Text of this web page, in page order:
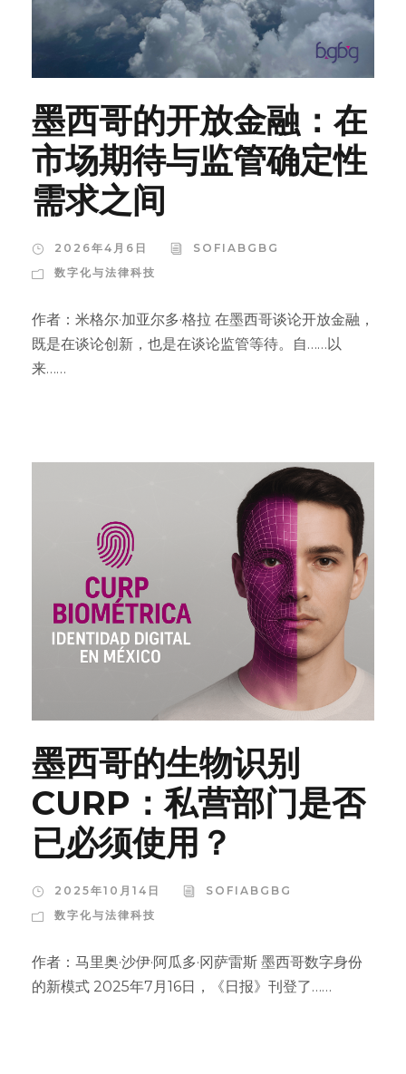
墨西哥的开放金融：在
市场期待与监管确定性
需求之间
2026年4月6日
SOFIABGBG
数字化与法律科技
作者：米格尔·加亚尔多·格拉 在墨西哥谈论开放金融，
既是在谈论创新，也是在谈论监管等待。自……以
来……
墨西哥的生物识别
CURP：私营部门是否
已必须使用？
2025年10月14日
SOFIABGBG
数字化与法律科技
作者：马里奥·沙伊·阿瓜多·冈萨雷斯 墨西哥数字身份
的新模式 2025年7月16日，《日报》刊登了……